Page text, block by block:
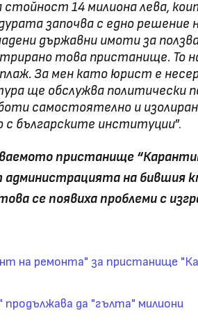
14 милиона лева,
започва с едно решение
държавни имоти за
това пристанище. То
За мен като юрист е
ще обслужва политически
самостоятелно и
българските институции”.
пристанище
администрацията на бившия
се появиха проблеми с
на ремонта" за пристанище
да "гълта" милиони